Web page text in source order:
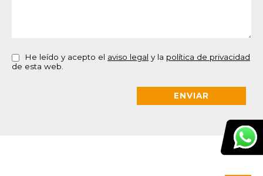
He leído y acepto el aviso legal y la política de privacidad
de esta web.